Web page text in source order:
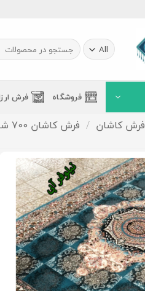
جستجو
برای:
فروشگاه فرش
فرش کاشان / فرش کاشان 700 شانه - نخ ایرانی(ورژن.تاپس)